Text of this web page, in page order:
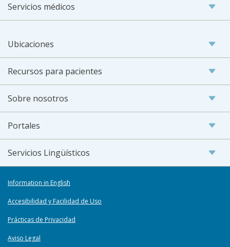
Servicios médicos
Ubicaciones
Recursos para pacientes
Sobre nosotros
Portales
Servicios Lingüísticos
Information in English
Accesibilidad y Facilidad de Uso
Prácticas de Privacidad
Aviso Legal